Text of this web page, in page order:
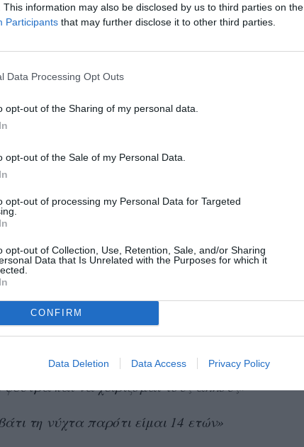
This information may also be disclosed by us to third parties on the
Participants that may further disclose it to other third parties.
Data Processing Opt Outs
opt-out of the Sharing of my personal data.
opt-out of the Sale of my Personal Data.
opt-out of processing my Personal Data for Targeted
opt-out of Collection, Use, Retention, Sale, and/or Sharing
Data that Is Unrelated with the Purposes for which it
CONFIRM
Data Deletion Data Access Privacy Policy
στις ΗΠΑ αποφάσισε ότι η κόρη της
αντί να συζητήσει μαζί της, κατάφερε να
στο Instagram και να γράψει σε πρώτο
την κόρη της,μία σειρά από μηνύματα που
την προσωπική ζωή της κοπέλας.
παρακάτω:
θα είναι να σταματήσω τα ψέματα στη
μου γιατί στο σχολείο πατώνω
μου και να της φωνάζω. Θα
να είμαι έξαλλη με το σύμπαν χωρίς
το κεφάλι μου, ρούχα και φαγητό στο
και να χειρίζομαι τους άλλους»
τη νύχτα παρότι είμαι 14 ετών»